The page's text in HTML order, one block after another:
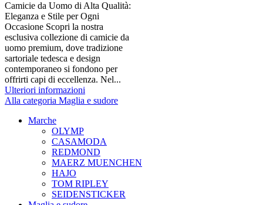
Camicie da Uomo di Alta Qualità:
Eleganza e Stile per Ogni
Occasione Scopri la nostra
esclusiva collezione di camicie da
uomo premium, dove tradizione
sartoriale tedesca e design
contemporaneo si fondono per
offrirti capi di eccellenza. Nel...
Ulteriori informazioni
Alla categoria Maglia e sudore
Marche
OLYMP
CASAMODA
REDMOND
MAERZ MUENCHEN
HAJO
TOM RIPLEY
SEIDENSTICKER